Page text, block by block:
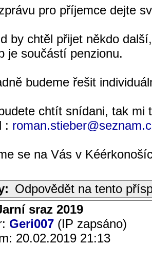
pro příjemce dejte
by chtěl přijet někdo
je součástí penzionu.
budeme řešit
chtít snídani, tak mi
:
se na Vás v
Odpovědět na tento
sraz 2019
Geri007 (IP zapsáno)
20.02.2019 21:13